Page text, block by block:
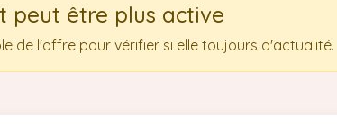
peut être plus active
de l'offre pour vérifier si elle toujours d'actualité.